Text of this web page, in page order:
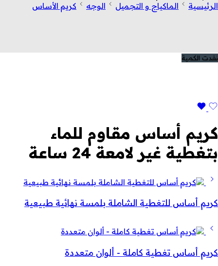
الرئيسية
الماكياج و التجميل الوجه كريم الأساس
نفدت الكمية
كريم أساس مقاوم للماء
بتغطية غير لامعة 24 ساعة
كريم أساس للتغطية الشاملة بلمسة نهائية طبيعية
كريم أساس تغطية كاملة - ألوان متعددة